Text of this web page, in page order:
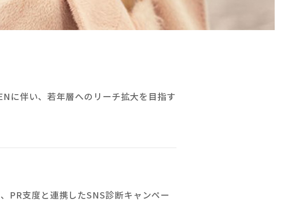
に伴い、若年層へのリーチ拡大を目指す
PR支度と連携したSNS診断キャンペー